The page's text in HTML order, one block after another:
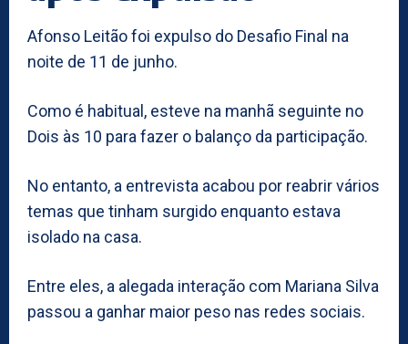
Afonso Leitão foi expulso do Desafio Final na
noite de 11 de junho.
Como é habitual, esteve na manhã seguinte no
Dois às 10 para fazer o balanço da participação.
No entanto, a entrevista acabou por reabrir vários
temas que tinham surgido enquanto estava
isolado na casa.
Entre eles, a alegada interação com Mariana Silva
passou a ganhar maior peso nas redes sociais.